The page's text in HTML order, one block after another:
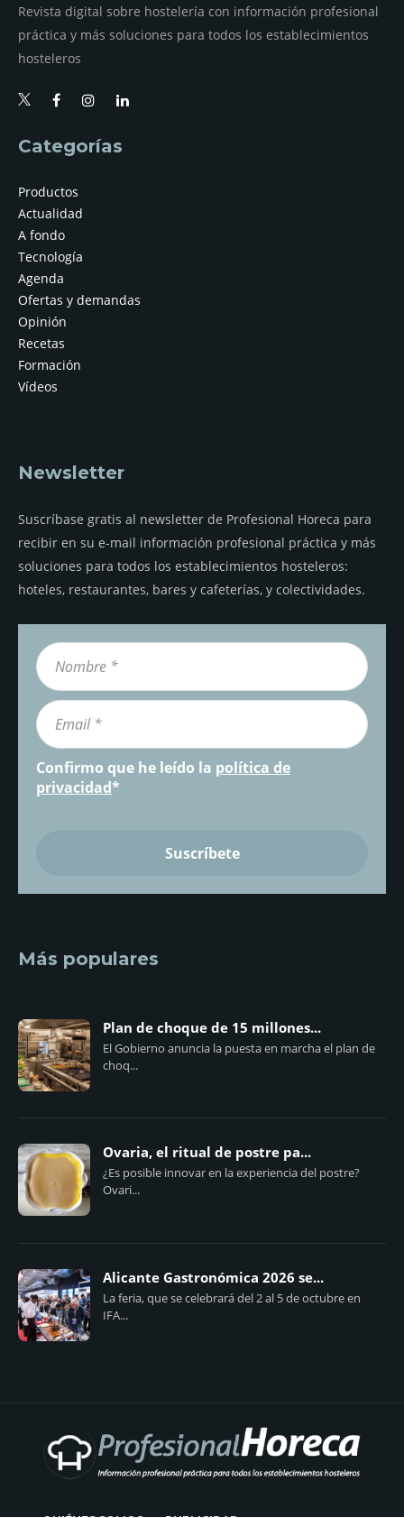
Revista digital sobre hostelería con información profesional
práctica y más soluciones para todos los establecimientos
hosteleros
Categorías
Productos
Actualidad
A fondo
Tecnología
Agenda
Ofertas y demandas
Opinión
Recetas
Formación
Vídeos
Newsletter
Suscríbase gratis al newsletter de Profesional Horeca para
recibir en su e-mail información profesional práctica y más
soluciones para todos los establecimientos hosteleros:
hoteles, restaurantes, bares y cafeterías, y colectividades.
Confirmo que he leído la política de
privacidad*
Más populares
Plan de choque de 15 millones...
El Gobierno anuncia la puesta en marcha el plan de
choq...
Ovaria, el ritual de postre pa...
¿Es posible innovar en la experiencia del postre?
Ovari...
Alicante Gastronómica 2026 se...
La feria, que se celebrará del 2 al 5 de octubre en
IFA...